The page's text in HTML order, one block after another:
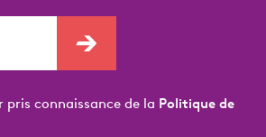
pris connaissance de la Politique de